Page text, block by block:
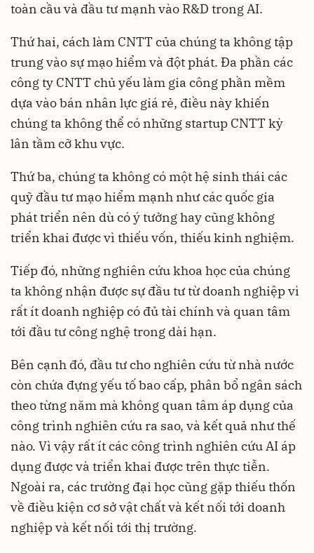
toàn cầu và đầu tư mạnh vào R&D trong AI.
Thứ hai, cách làm CNTT của chúng ta không tập
trung vào sự mạo hiểm và đột phát. Đa phần các
công ty CNTT chủ yếu làm gia công phần mềm
dựa vào bán nhân lực giá rẻ, điều này khiến
chúng ta không thể có những startup CNTT kỳ
lân tầm cỡ khu vực.
Thứ ba, chúng ta không có một hệ sinh thái các
quỹ đầu tư mạo hiểm mạnh như các quốc gia
phát triển nên dù có ý tưởng hay cũng không
triển khai được vì thiếu vốn, thiếu kinh nghiệm.
Tiếp đó, những nghiên cứu khoa học của chúng
ta không nhận được sự đầu tư từ doanh nghiệp vì
rất ít doanh nghiệp có đủ tài chính và quan tâm
tới đầu tư công nghệ trong dài hạn.
Bên cạnh đó, đầu tư cho nghiên cứu từ nhà nước
còn chứa đựng yếu tố bao cấp, phân bổ ngân sách
theo từng năm mà không quan tâm áp dụng của
công trình nghiên cứu ra sao, và kết quả như thế
nào. Vì vậy rất ít các công trình nghiên cứu AI áp
dụng được và triển khai được trên thực tiễn.
Ngoài ra, các trường đại học cũng gặp thiếu thốn
về điều kiện cơ sở vật chất và kết nối tới doanh
nghiệp và kết nối tới thị trường.